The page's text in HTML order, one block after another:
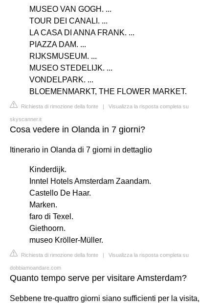
MUSEO VAN GOGH. ...
TOUR DEI CANALI. ...
LA CASA DI ANNA FRANK. ...
PIAZZA DAM. ...
RIJKSMUSEUM. ...
MUSEO STEDELIJK. ...
VONDELPARK. ...
BLOEMENMARKT, THE FLOWER MARKET.
Richiesta di rimozione della fonte | Visualizza la risposta completa su
skyscanner.it
Cosa vedere in Olanda in 7 giorni?
Itinerario in Olanda di 7 giorni in dettaglio
Kinderdijk.
Inntel Hotels Amsterdam Zaandam.
Castello De Haar.
Marken.
faro di Texel.
Giethoorn.
museo Kröller-Müller.
Richiesta di rimozione della fonte | Visualizza la risposta completa su
dobbiamoandare.com
Quanto tempo serve per visitare Amsterdam?
Sebbene tre-quattro giorni siano sufficienti per la visita,